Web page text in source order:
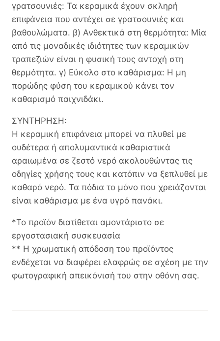
γρατσουνιές: Τα κεραμικά έχουν σκληρή
επιφάνεια που αντέχει σε γρατσουνιές και
βαθουλώματα. β) Ανθεκτικά στη θερμότητα: Μία
από τις μοναδικές ιδιότητες των κεραμικών
τραπεζιών είναι η φυσική τους αντοχή στη
θερμότητα. γ) Εύκολο στο καθάρισμα: Η μη
πορώδης φύση του κεραμικού κάνει τον
καθαρισμό παιχνιδάκι.
ΣΥΝΤΗΡΗΣΗ:
Η κεραμική επιφάνεια μπορεί να πλυθεί με
ουδέτερα ή απολυμαντικά καθαριστικά
αραιωμένα σε ζεστό νερό ακολουθώντας τις
οδηγίες χρήσης τους και κατόπιν να ξεπλυθεί με
καθαρό νερό. Τα πόδια το μόνο που χρειάζονται
είναι καθάρισμα με ένα υγρό πανάκι.
*Το προϊόν διατίθεται αμοντάριστο σε
εργοστασιακή συσκευασία
** Η χρωματική απόδοση του προϊόντος
ενδέχεται να διαφέρει ελαφρώς σε σχέση με την
φωτογραφική απεικόνισή του στην οθόνη σας.